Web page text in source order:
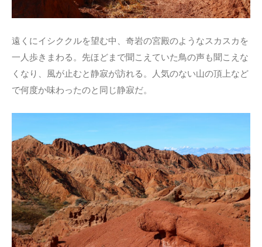
遠くにイシククルを望む中、奇岩の宮殿のようなスカスカを
一人歩きまわる。先ほどまで聞こえていた鳥の声も聞こえな
くなり、風が止むと静寂が訪れる。人気のない山の頂上など
で何度か味わったのと同じ静寂だ。